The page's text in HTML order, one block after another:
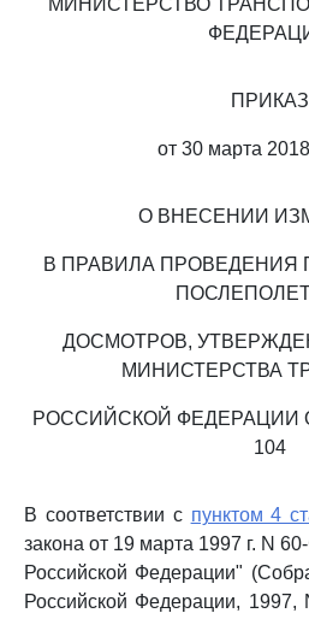
МИНИСТЕРСТВО
ПРИКАЗ
от 30 марта
О ВНЕСЕНИИ
В ПРАВИЛА ПРОВЕДЕНИЯ
ДОСМОТРОВ,
МИНИСТЕРСТВА
РОССИЙСКОЙ ФЕДЕРАЦИИ
104
В соответствии с пунктом 4
закона от 19 марта 1997 г. N
Российской Федерации"
Российской Федерации, 1997,